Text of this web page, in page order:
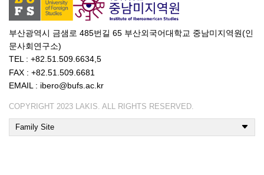
부산광역시 금샘로 485번길 65 부산외국어대학교 중남미지역원(인
문사회연구소)
TEL : +82.51.509.6634,5
FAX : +82.51.509.6681
EMAIL : ibero@bufs.ac.kr
COPYRIGHT 2023 LAKIS. ALL RIGHTS RESERVED.
Family Site